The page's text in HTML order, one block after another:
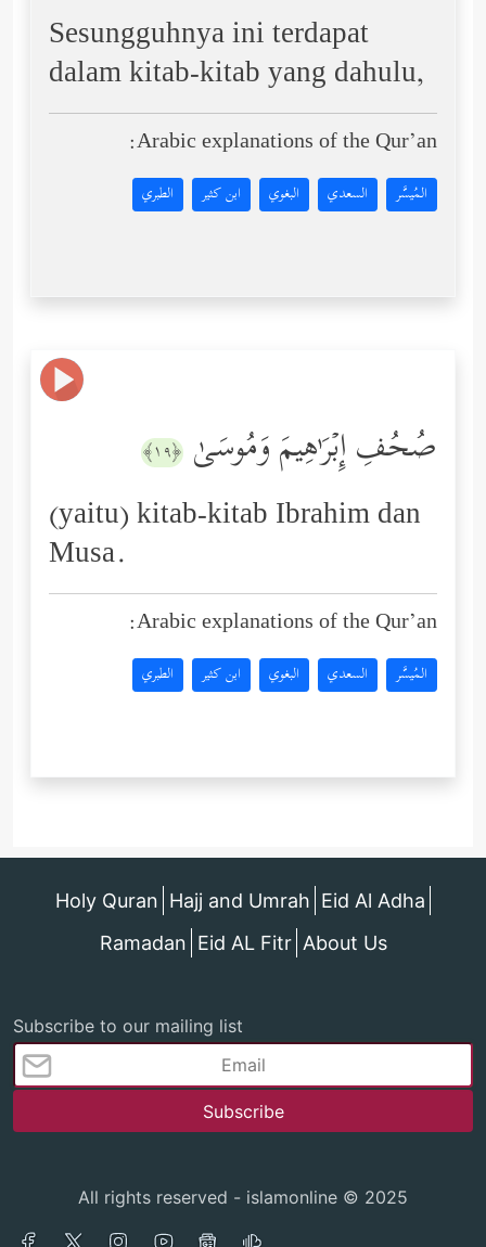
Sesungguhnya ini terdapat
dalam kitab-kitab yang dahulu,
Arabic explanations of the Qur’an:
المُيسَّر السعدي البغوي ابن كثير الطبري
صُحُفِ إِبۡرَ ٰ⁠هِیمَ وَمُوسَىٰ ﴿١٩﴾
(yaitu) kitab-kitab Ibrahim dan
Musa.
Arabic explanations of the Qur’an:
المُيسَّر السعدي البغوي ابن كثير الطبري
Holy Quran Hajj and Umrah Eid Al Adha
Ramadan Eid AL Fitr About Us
Subscribe to our mailing list
All rights reserved - islamonline © 2025